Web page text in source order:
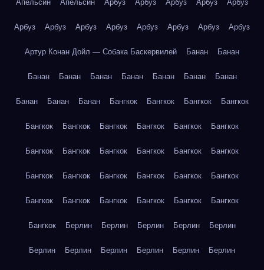
Апельсин Апельсин Арбуз Арбуз Арбуз Арбуз Арбуз
Арбуз Арбуз Арбуз Арбуз Арбуз Арбуз Арбуз Арбуз
Артур Конан Дойл — Собака Баскервилей Банан Банан
Банан Банан Банан Банан Банан Банан Банан
Банан Банан Банан Бангкок Бангкок Бангкок Бангкок
Бангкок Бангкок Бангкок Бангкок Бангкок Бангкок
Бангкок Бангкок Бангкок Бангкок Бангкок Бангкок
Бангкок Бангкок Бангкок Бангкок Бангкок Бангкок
Бангкок Бангкок Бангкок Бангкок Бангкок Бангкок
Бангкок Берлин Берлин Берлин Берлин Берлин
Берлин Берлин Берлин Берлин Берлин Берлин